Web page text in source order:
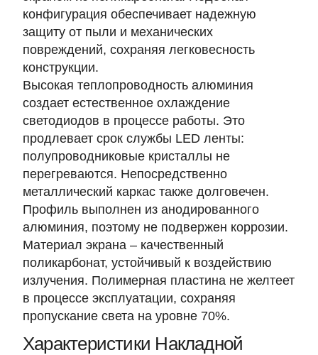
конфигурация обеспечивает надежную
защиту от пыли и механических
повреждений, сохраняя легковесность
конструкции.
Высокая теплопроводность алюминия
создает естественное охлаждение
светодиодов в процессе работы. Это
продлевает срок службы LED ленты:
полупроводниковые кристаллы не
перегреваются. Непосредственно
металлический каркас также долговечен.
Профиль выполнен из анодированного
алюминия, поэтому не подвержен коррозии.
Материал экрана – качественный
поликарбонат, устойчивый к воздействию
излучения. Полимерная пластина не желтеет
в процессе эксплуатации, сохраняя
пропускание света на уровне 70%.
Характеристики Накладной